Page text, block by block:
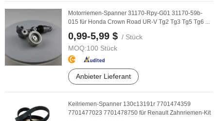
Motorriemen-Spanner 31170-Rpy-G01 31170-59b-
015 für Honda Crown Road UR-V Tg2 Tg3 Tg5 Tg6 ...
0,99-5,99 $ / Stück
MOQ:100 Stück
Anbieter Lieferant
Keilriemen-Spanner 130c13191r 7701474359
7701477023 7701478750 für Renault Zahnriemen-Kit